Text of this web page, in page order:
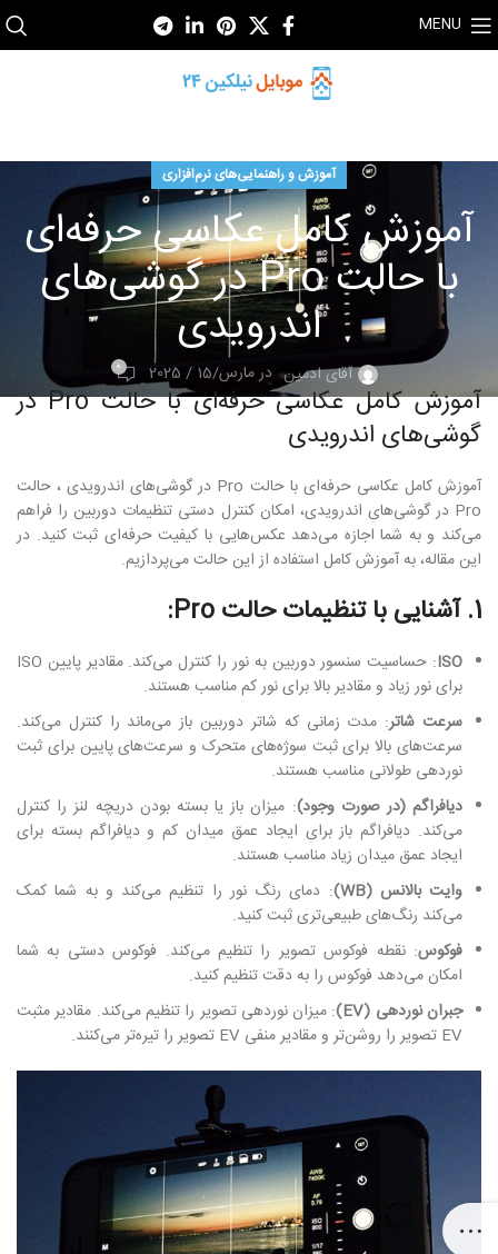
MENU
آموزش و راهنمایی‌های نرم‌افزاری
آموزش کامل عکاسی حرفه‌ای
با حالت Pro در گوشی‌های
اندرویدی
آقای ادمین در مارس/15 / 2025 0
آموزش کامل عکاسی حرفه‌ای با حالت Pro در
گوشی‌های اندرویدی
آموزش کامل عکاسی حرفه‌ای با حالت Pro در گوشی‌های اندرویدی ، حالت
Pro در گوشی‌های اندرویدی، امکان کنترل دستی تنظیمات دوربین را فراهم
می‌کند و به شما اجازه می‌دهد عکس‌هایی با کیفیت حرفه‌ای ثبت کنید. در
این مقاله، به آموزش کامل استفاده از این حالت می‌پردازیم.
1. آشنایی با تنظیمات حالت Pro:
ISO
: حساسیت سنسور دوربین به نور را کنترل می‌کند. مقادیر پایین ISO
برای نور زیاد و مقادیر بالا برای نور کم مناسب هستند.
سرعت شاتر: مدت زمانی که شاتر دوربین باز می‌ماند را کنترل می‌کند.
سرعت‌های بالا برای ثبت سوژه‌های متحرک و سرعت‌های پایین برای ثبت
نوردهی طولانی مناسب هستند.
دیافراگم (در صورت وجود): میزان باز یا بسته بودن دریچه لنز را کنترل
می‌کند. دیافراگم باز برای ایجاد عمق میدان کم و دیافراگم بسته برای
ایجاد عمق میدان زیاد مناسب هستند.
وایت بالانس (WB)
: دمای رنگ نور را تنظیم می‌کند و به شما کمک
می‌کند رنگ‌های طبیعی‌تری ثبت کنید.
فوکوس: نقطه فوکوس تصویر را تنظیم می‌کند. فوکوس دستی به شما
امکان می‌دهد فوکوس را به دقت تنظیم کنید.
جبران نوردهی (EV)
: میزان نوردهی تصویر را تنظیم می‌کند. مقادیر مثبت
EV تصویر را روشن‌تر و مقادیر منفی EV تصویر را تیره‌تر می‌کنند.